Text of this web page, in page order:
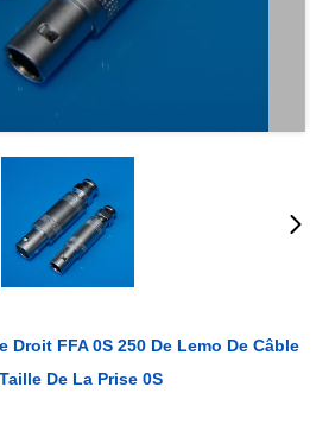
FFA 0S 250 De Lemo De Câble
De La Prise 0S